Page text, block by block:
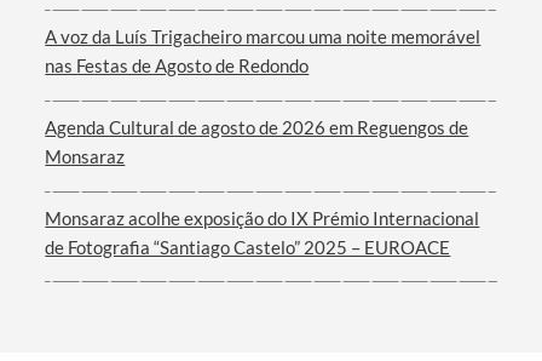
Termo de Pesquisa
Categorias gerais
A voz da Luís Trigacheiro marcou uma noite memorável
nas Festas de Agosto de Redondo
Agenda Cultural de agosto de 2026 em Reguengos de
Monsaraz
Monsaraz acolhe exposição do IX Prémio Internacional
de Fotografia “Santiago Castelo” 2025 – EUROACE